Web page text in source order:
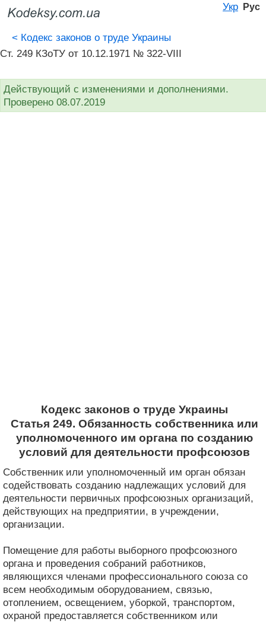
Укр Рус
< Кодекс законов о труде Украины
Ст. 249 КЗоТУ от 10.12.1971 № 322-VIII
Действующий с изменениями и дополнениями.
Проверено 08.07.2019
Кодекс законов о труде Украины
Статья 249. Обязанность собственника или
уполномоченного им органа по созданию
условий для деятельности профсоюзов
Собственник или уполномоченный им орган обязан
содействовать созданию надлежащих условий для
деятельности первичных профсоюзных организаций,
действующих на предприятии, в учреждении,
организации.
Помещение для работы выборного профсоюзного
органа и проведения собраний работников,
являющихся членами профессионального союза со
всем необходимым оборудованием, связью,
отоплением, освещением, уборкой, транспортом,
охраной предоставляется собственником или